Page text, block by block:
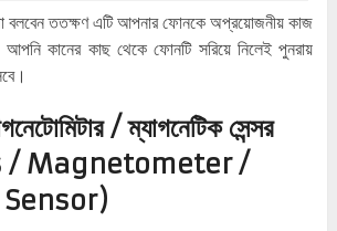
বলবেন ততক্ষণ এটি আপনার ফোনকে অপ্রয়োজনীয় কাজ
কানের কাছ থেকে ফোনটি সরিয়ে নিলেই পুনরায়
/ ম্যাগনেটিক সেন্সর
/ Magnetometer /